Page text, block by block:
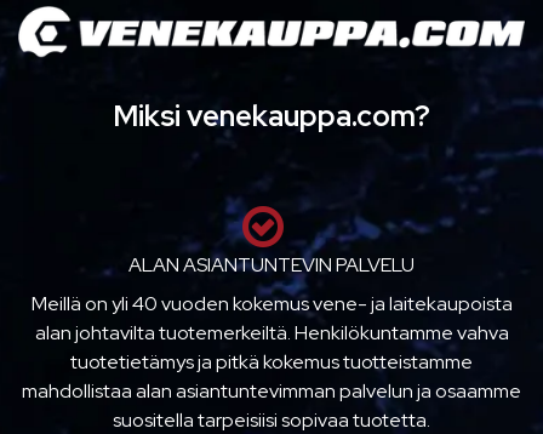
Miksi venekauppa.com?
ALAN ASIANTUNTEVIN PALVELU
Meillä on yli 40 vuoden kokemus vene- ja laitekaupoista
alan johtavilta tuotemerkeiltä. Henkilökuntamme vahva
tuotetietämys ja pitkä kokemus tuotteistamme
mahdollistaa alan asiantuntevimman palvelun ja osaamme
suositella tarpeisiisi sopivaa tuotetta.